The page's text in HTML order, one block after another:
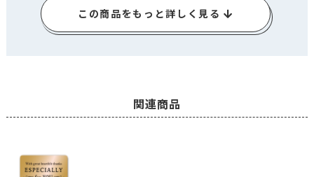
この商品をもっと詳しく見る
関連商品